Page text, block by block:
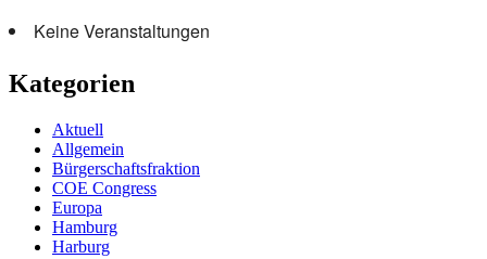
Keine Veranstaltungen
Kategorien
Aktuell
Allgemein
Bürgerschaftsfraktion
COE Congress
Europa
Hamburg
Harburg